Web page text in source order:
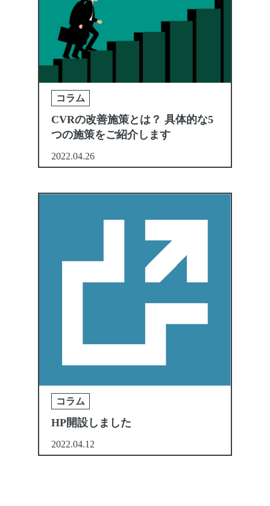
コラム
CVRの改善施策とは？ 具体的な5
つの施策をご紹介します
2022.04.26
コラム
HP開設しました
2022.04.12